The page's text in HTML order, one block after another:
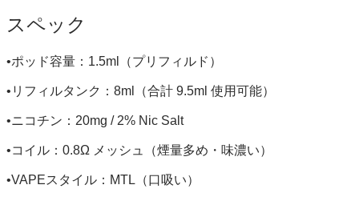
スペック
•ポッド容量：1.5ml（プリフィルド）
•リフィルタンク：8ml（合計 9.5ml 使用可能）
•ニコチン：20mg / 2% Nic Salt
•コイル：0.8Ω メッシュ（煙量多め・味濃い）
•VAPEスタイル：MTL（口吸い）